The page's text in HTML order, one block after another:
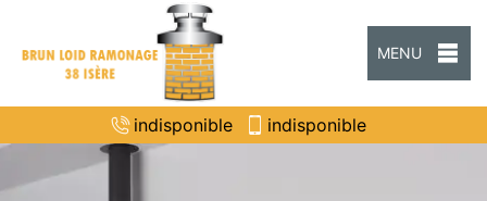
MENU
indisponible indisponible